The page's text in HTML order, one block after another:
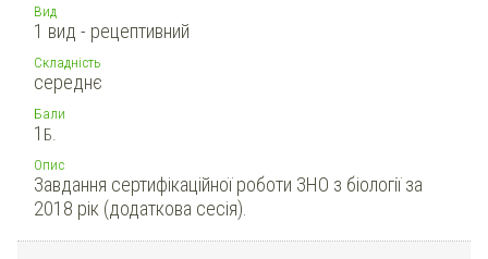
Вид
1 вид - рецептивний
Складність
середнє
Бали
1 Б.
Опис
Завдання сертифікаційної роботи ЗНО з біології за
2018 рік (додаткова сесія).